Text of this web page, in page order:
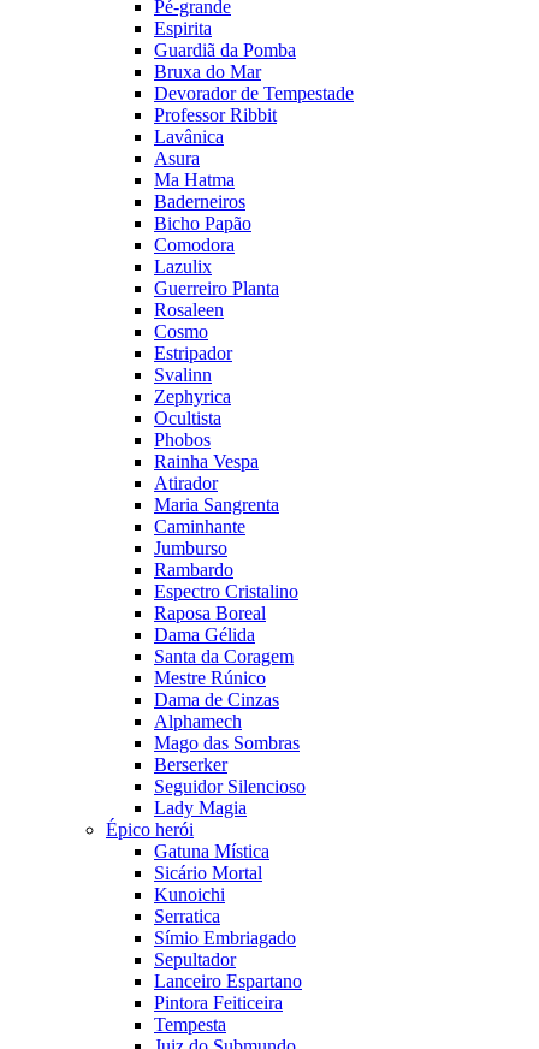
Pé-grande
Espirita
Guardiã da Pomba
Bruxa do Mar
Devorador de Tempestade
Professor Ribbit
Lavânica
Asura
Ma Hatma
Baderneiros
Bicho Papão
Comodora
Lazulix
Guerreiro Planta
Rosaleen
Cosmo
Estripador
Svalinn
Zephyrica
Ocultista
Phobos
Rainha Vespa
Atirador
Maria Sangrenta
Caminhante
Jumburso
Rambardo
Espectro Cristalino
Raposa Boreal
Dama Gélida
Santa da Coragem
Mestre Rúnico
Dama de Cinzas
Alphamech
Mago das Sombras
Berserker
Seguidor Silencioso
Lady Magia
Épico herói
Gatuna Mística
Sicário Mortal
Kunoichi
Serratica
Símio Embriagado
Sepultador
Lanceiro Espartano
Pintora Feiticeira
Tempesta